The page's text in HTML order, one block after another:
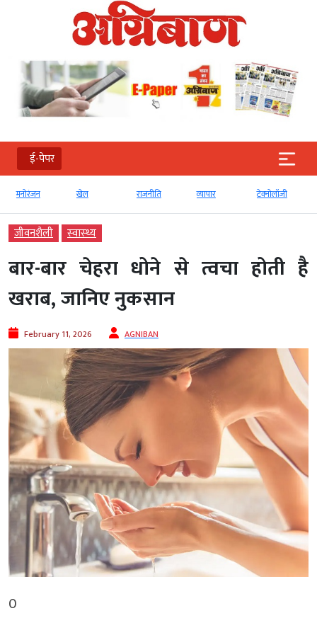
ई-पेपर
मनोरंजन खेल राजनीति व्‍यापार टेक्‍नोलॉजी
जीवनशैली स्‍वास्‍थ्‍य
बार-बार चेहरा धोने से त्वचा होती है
खराब, जानिए नुकसान
February 11, 2026 AGNIBAN
0